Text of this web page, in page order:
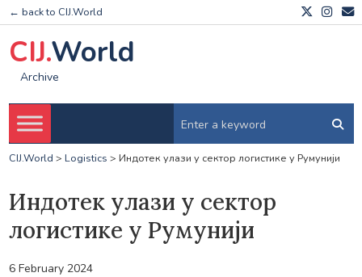
← back to CIJ.World
CIJ.World
Archive
CIJ.World > Logistics > Индотек улази у сектор логистике у Румунији
Индотек улази у сектор
логистике у Румунији
6 February 2024